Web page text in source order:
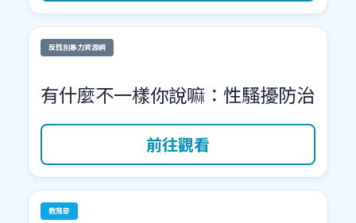
反性別暴力資源網
有什麼不一樣你說嘛：性騷擾防治
前往觀看
教育部